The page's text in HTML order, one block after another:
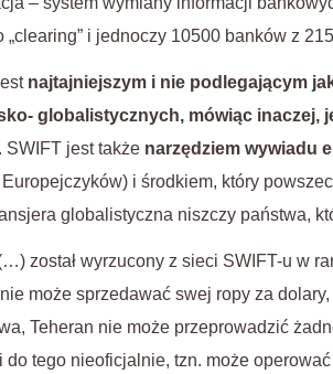
i jednoczy 10500 banków z
najtajniejszym i nie podlegającym
globalistycznych, mówiąc inaczej,
. SWIFT jest także narzędziem wywiadu
i środkiem, który
globalistyczna niszczy państwa,
został wyrzucony z sieci SWIFT-u w
może sprzedawać swej ropy za
Teheran nie może przeprowadzić
tego nieoficjalnie, tzn. może